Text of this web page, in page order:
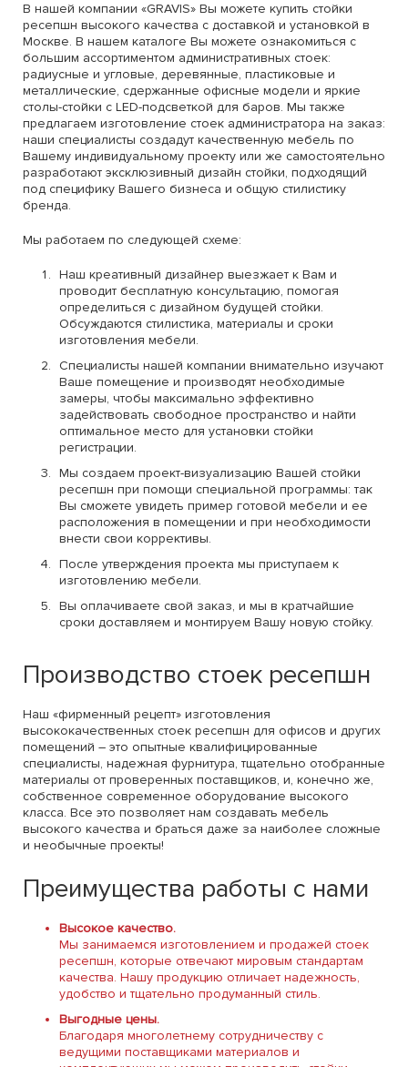
В нашей компании «GRAVIS» Вы можете купить стойки
ресепшн высокого качества с доставкой и установкой в
Москве. В нашем каталоге Вы можете ознакомиться с
большим ассортиментом административных стоек:
радиусные и угловые, деревянные, пластиковые и
металлические, сдержанные офисные модели и яркие
столы-стойки с LED-подсветкой для баров. Мы также
предлагаем изготовление стоек администратора на заказ:
наши специалисты создадут качественную мебель по
Вашему индивидуальному проекту или же самостоятельно
разработают эксклюзивный дизайн стойки, подходящий
под специфику Вашего бизнеса и общую стилистику
бренда.
Мы работаем по следующей схеме:
Наш креативный дизайнер выезжает к Вам и
проводит бесплатную консультацию, помогая
определиться с дизайном будущей стойки.
Обсуждаются стилистика, материалы и сроки
изготовления мебели.
Специалисты нашей компании внимательно изучают
Ваше помещение и производят необходимые
замеры, чтобы максимально эффективно
задействовать свободное пространство и найти
оптимальное место для установки стойки
регистрации.
Мы создаем проект-визуализацию Вашей стойки
ресепшн при помощи специальной программы: так
Вы сможете увидеть пример готовой мебели и ее
расположения в помещении и при необходимости
внести свои коррективы.
После утверждения проекта мы приступаем к
изготовлению мебели.
Вы оплачиваете свой заказ, и мы в кратчайшие
сроки доставляем и монтируем Вашу новую стойку.
Производство стоек ресепшн
Наш «фирменный рецепт» изготовления
высококачественных стоек ресепшн для офисов и других
помещений – это опытные квалифицированные
специалисты, надежная фурнитура, тщательно отобранные
материалы от проверенных поставщиков, и, конечно же,
собственное современное оборудование высокого
класса. Все это позволяет нам создавать мебель
высокого качества и браться даже за наиболее сложные
и необычные проекты!
Преимущества работы с нами
Высокое качество.
Мы занимаемся изготовлением и продажей стоек
ресепшн, которые отвечают мировым стандартам
качества. Нашу продукцию отличает надежность,
удобство и тщательно продуманный стиль.
Выгодные цены.
Благодаря многолетнему сотрудничеству с
ведущими поставщиками материалов и